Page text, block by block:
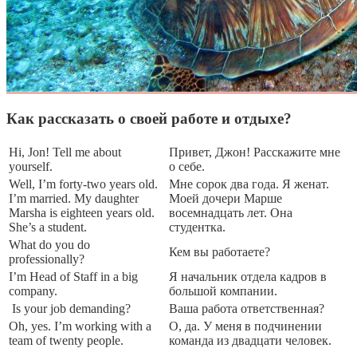
Как рассказать о своей работе и отдыхе?
Hi, Jon! Tell me about
yourself.
Привет, Джон! Расскажите мне
о себе.
Well, I’m forty-two years old.
I’m married. My daughter
Marsha is eighteen years old.
She’s a student.
Мне сорок два года. Я женат.
Моей дочери Марше
восемнадцать лет. Она
студентка.
What do you do
professionally?
Кем вы работаете?
I’m Head of Staff in a big
company.
Я начальник отдела кадров в
большой компании.
Is your job demanding?
Ваша работа ответственная?
Oh, yes. I’m working with a
team of twenty people.
О, да. У меня в подчинении
команда из двадцати человек.